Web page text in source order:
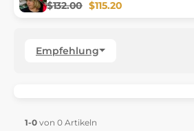
$132.00 $115.20
Empfehlung
1-0 von 0 Artikeln